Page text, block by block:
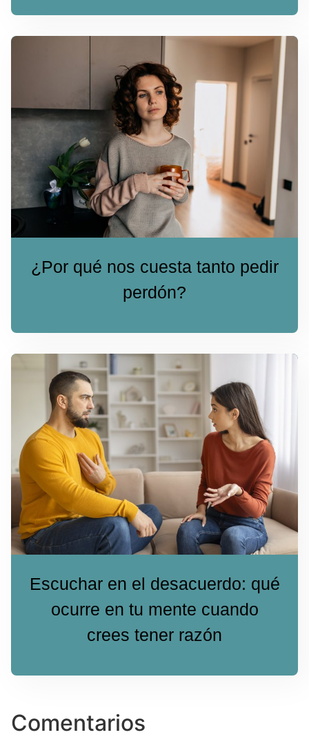
¿Por qué nos cuesta tanto pedir
perdón?
Escuchar en el desacuerdo: qué
ocurre en tu mente cuando
crees tener razón
Comentarios